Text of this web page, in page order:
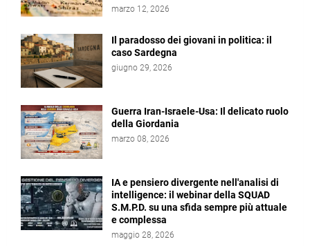
marzo 12, 2026
Il paradosso dei giovani in politica: il
caso Sardegna
giugno 29, 2026
Guerra Iran-Israele-Usa: Il delicato ruolo
della Giordania
marzo 08, 2026
IA e pensiero divergente nell'analisi di
intelligence: il webinar della SQUAD
S.M.P.D. su una sfida sempre più attuale
e complessa
maggio 28, 2026